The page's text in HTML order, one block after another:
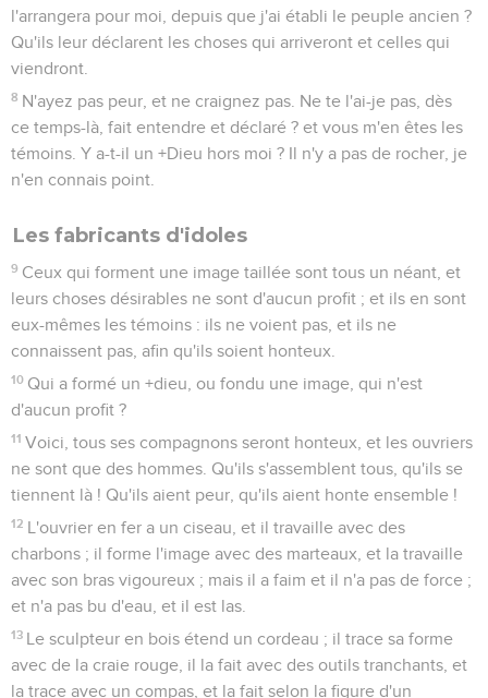
l'arrangera pour moi, depuis que j'ai établi le peuple ancien ?
Qu'ils leur déclarent les choses qui arriveront et celles qui
viendront.
8 N'ayez pas peur, et ne craignez pas. Ne te l'ai-je pas, dès
ce temps-là, fait entendre et déclaré ? et vous m'en êtes les
témoins. Y a-t-il un +Dieu hors moi ? Il n'y a pas de rocher, je
n'en connais point.
Les fabricants d'idoles
9 Ceux qui forment une image taillée sont tous un néant, et
leurs choses désirables ne sont d'aucun profit ; et ils en sont
eux-mêmes les témoins : ils ne voient pas, et ils ne
connaissent pas, afin qu'ils soient honteux.
10 Qui a formé un +dieu, ou fondu une image, qui n'est
d'aucun profit ?
11 Voici, tous ses compagnons seront honteux, et les ouvriers
ne sont que des hommes. Qu'ils s'assemblent tous, qu'ils se
tiennent là ! Qu'ils aient peur, qu'ils aient honte ensemble !
12 L'ouvrier en fer a un ciseau, et il travaille avec des
charbons ; il forme l'image avec des marteaux, et la travaille
avec son bras vigoureux ; mais il a faim et il n'a pas de force ;
et n'a pas bu d'eau, et il est las.
13 Le sculpteur en bois étend un cordeau ; il trace sa forme
avec de la craie rouge, il la fait avec des outils tranchants, et
la trace avec un compas, et la fait selon la figure d'un